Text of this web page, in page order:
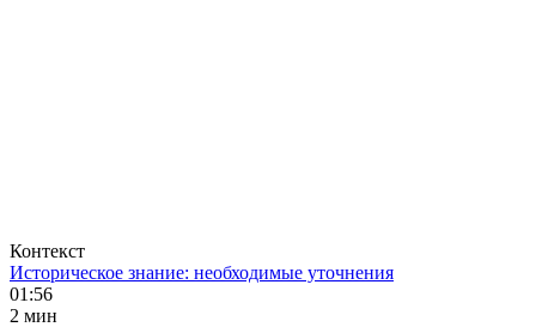
Контекст
Историческое знание: необходимые уточнения
01:56
2 мин